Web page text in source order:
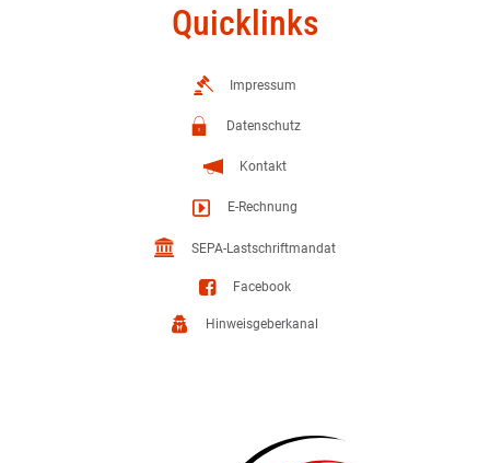
Quicklinks
Impressum
Datenschutz
Kontakt
E-Rechnung
SEPA-Lastschriftmandat
Facebook
Hinweisgeberkanal